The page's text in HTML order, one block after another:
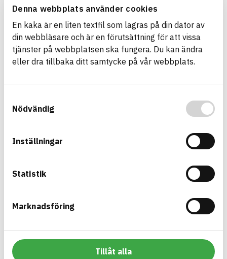
Denna webbplats använder cookies
En kaka är en liten textfil som lagras på din dator av
din webbläsare och är en förutsättning för att vissa
tjänster på webbplatsen ska fungera. Du kan ändra
eller dra tillbaka ditt samtycke på vår webbplats.
Nödvändig
Inställningar
Statistik
Marknadsföring
Tillåt alla
KEMIs PRIO-verktyg/PRIO/Utfasningsämnen begränsas/Nej
Build with BASTA - conscious
offering free and publicly available information on
products. The BASTA system also offers criteria's
and grades with regard to phasing out hazardous
Byggföretagen
Tools